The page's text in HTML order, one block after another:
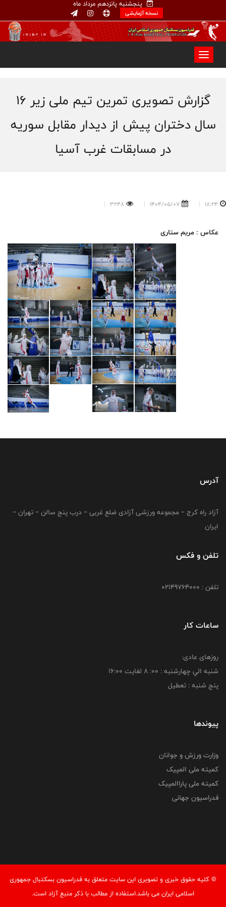
پنجشنبه پانزدهم مرداد ماه
نسخه آزمایشی
گزارش تصویری تمرین تیم ملی زیر ۱۶
سال دختران پیش از دیدار مقابل سوریه
در مسابقات غرب آسیا
18:24
1404/05/07
3248
عکاس : مریم ستاری
آدرس
آزاد راه کرج – مجموعه ورزشی آزادی ضلع غربی – درب پنج سالن – تهران –
ایران
تلفن و فکس
تلفن : 02149764000
ساعات کار
روزهای عادی:
شنبه الي چهارشنبه : 00: 8 لغايت 16:00
پنج شنبه : تعطیل
پیوندها
وزارت ورزش و جوانان
کمیته ملی المپیک
کمیته ملی پاراالمپیک
فدراسیون جهانی
© کليه حقوق خبری و تصويری اين سايت متعلق به فدراسیون بسکتبال جمهوری
اسلامی ایران می باشد.استفاده از مطالب با ذكر منبع آزاد است.